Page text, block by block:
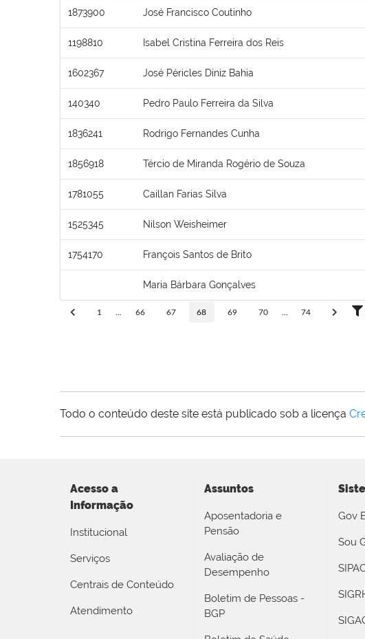
1873900 José Francisco Coutinho
1198810 Isabel Cristina Ferreira dos Reis
1602367 José Péricles Diniz Bahia
140340 Pedro Paulo Ferreira da Silva
1836241 Rodrigo Fernandes Cunha
1856918 Tércio de Miranda Rogério de Souza
1781055 Caillan Farias Silva
1525345 Nilson Weisheimer
1754170 François Santos de Brito
Maria Bárbara Gonçalves
1 66 67 68 69 70 74
Todo o conteúdo deste site está publicado sob a licença
Acesso a
Informação
Institucional
Serviços
Centrais de Conteúdo
Atendimento
Assuntos
Aposentadoria e
Pensão
Avaliação de
Desempenho
Boletim de Pessoas -
BGP
Gov
Sou